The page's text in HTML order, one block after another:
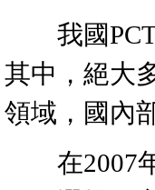
我國PCT
其中，絕大
領域，國內
在2007年